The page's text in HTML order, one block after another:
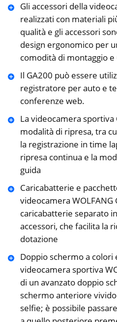
Gli accessori della
realizzati con materiali
qualità e gli accessori
design ergonomico per
comodità di montaggio e
Il GA200 può essere
registratore per auto e
conferenze web.
La videocamera
modalità di ripresa, tra
la registrazione in time
ripresa continua e la
guida
Caricabatterie e
videocamera WOLFANG
caricabatterie separato
accessori, che facilita la
dotazione
Doppio schermo a colori
videocamera sportiva
di un avanzato doppio
schermo anteriore
selfie; è possibile